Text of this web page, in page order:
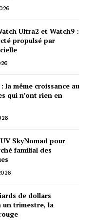
Ultra2 et Watch9 :
propulsé par
la même croissance au
qui n’ont rien en
SkyNomad pour
familial des
de dollars
un trimestre, la